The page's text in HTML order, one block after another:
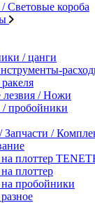
Световые короба
/ цанги
лезвия / Ножи
пробойники
Запчасти /
на плоттер
плоттер
на пробойники